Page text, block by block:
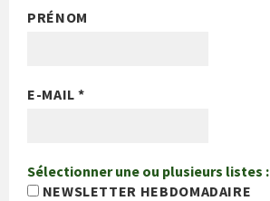
PRÉNOM
E-MAIL*
Sélectionner une ou plusieurs listes :
NEWSLETTER HEBDOMADAIRE